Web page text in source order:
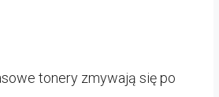
tonery zmywają się po